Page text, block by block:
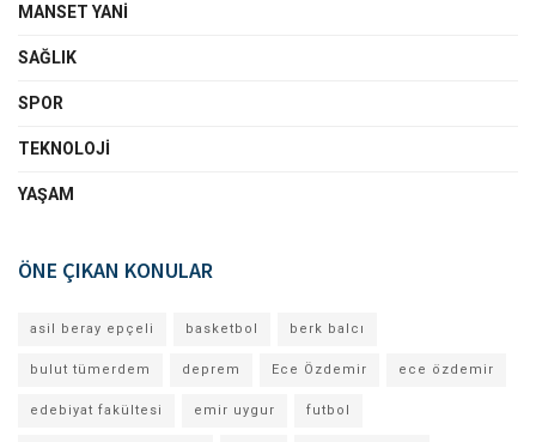
MANSET YANI
SAĞLIK
SPOR
TEKNOLOJI
YAŞAM
ÖNE ÇIKAN KONULAR
asil beray epçeli basketbol berk balcı
bulut tümerdem deprem Ece Özdemir ece özdemir
edebiyat fakültesi emir uygur futbol